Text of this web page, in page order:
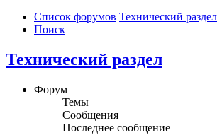
Список форумов Технический раздел
Поиск
Технический раздел
Форум
Темы
Сообщения
Последнее сообщение